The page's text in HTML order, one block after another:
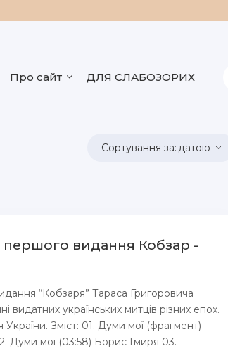
Про сайт ДЛЯ СЛАБОЗОРИХ
датою
видання Кобзар -
“Кобзаря” Тараса Григоровича
українських митців різних епох.
Зміст: 01. Думи мої (фрагмент)
Думи мої (03:58) Борис Гмиря 03.